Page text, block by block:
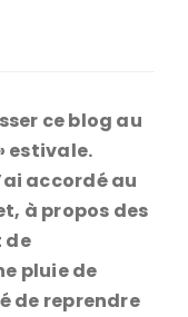
ce blog au
estivale.
accordé au
à propos des
de
pluie de
de reprendre